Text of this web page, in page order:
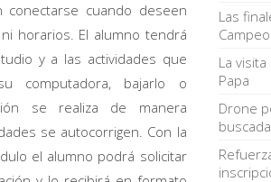
conectarse cuando deseen
horarios. El alumno tendrá
y a las actividades que
computadora, bajarlo o
se realiza de manera
se autocorrigen. Con la
el alumno podrá solicitar
Las
La
Papa
Drone